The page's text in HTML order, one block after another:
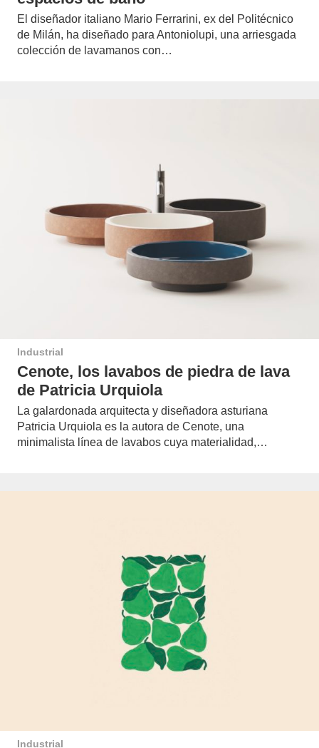
El diseñador italiano Mario Ferrarini, ex del Politécnico
de Milán, ha diseñado para Antoniolupi, una arriesgada
colección de lavamanos con…
Industrial
Cenote, los lavabos de piedra de lava
de Patricia Urquiola
La galardonada arquitecta y diseñadora asturiana
Patricia Urquiola es la autora de Cenote, una
minimalista línea de lavabos cuya materialidad,…
Industrial